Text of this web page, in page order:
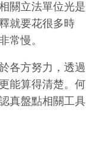
關立法單位光是
就要花很多時
常慢。
各方努力，透過
能算得清楚。何
真盤點相關工具